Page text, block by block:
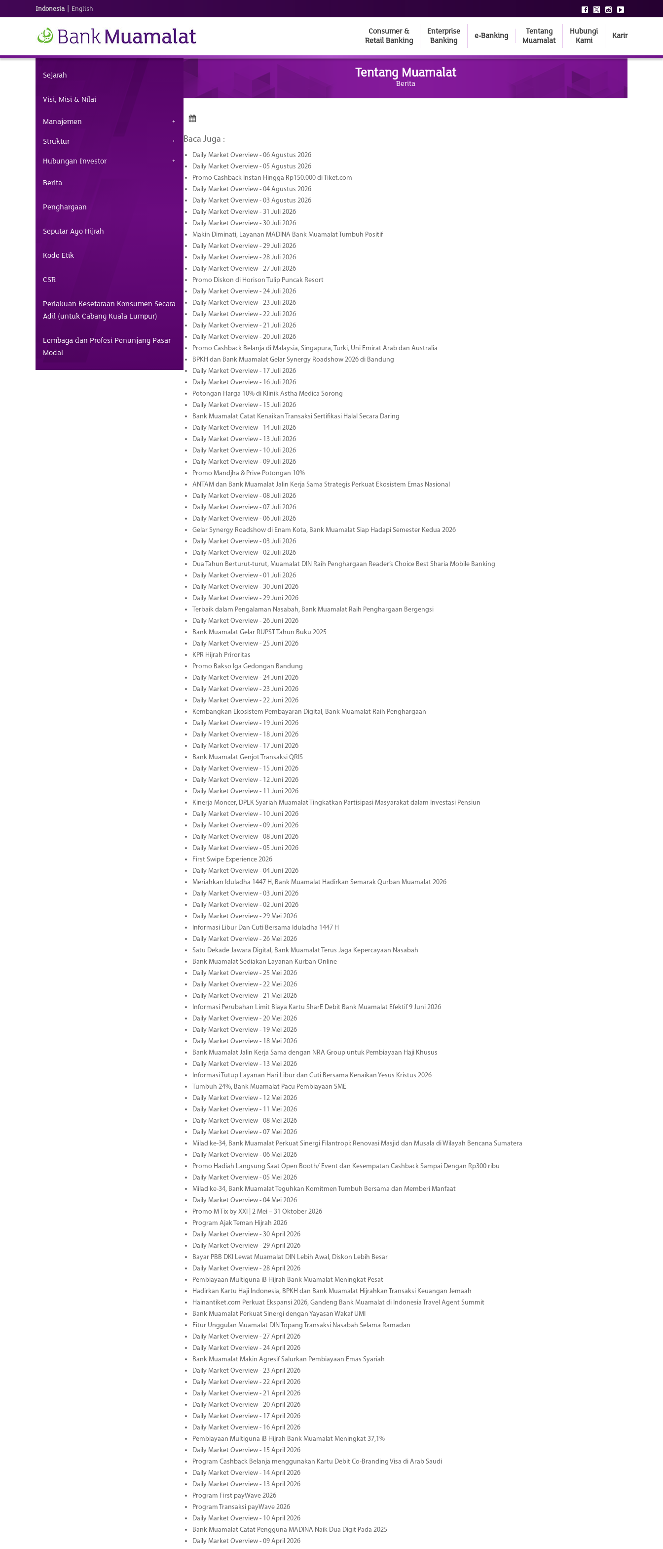
Indonesia | English
Consumer &
Retail Banking
Enterprise
Banking
e-Banking
Tentang
Muamalat
Hubungi
Kami
Karir
Sejarah
Visi, Misi & Nilai
Manajemen
Struktur
Hubungan Investor
Berita
Penghargaan
Seputar Ayo Hijrah
Kode Etik
CSR
Perlakuan Kesetaraan Konsumen Secara
Adil (untuk Cabang Kuala Lumpur)
Lembaga dan Profesi Penunjang Pasar
Modal
Tentang Muamalat
Berita
Baca Juga :
Daily Market Overview - 06 Agustus 2026
Daily Market Overview - 05 Agustus 2026
Promo Cashback Instan Hingga Rp150.000 di Tiket.com
Daily Market Overview - 04 Agustus 2026
Daily Market Overview - 03 Agustus 2026
Daily Market Overview - 31 Juli 2026
Daily Market Overview - 30 Juli 2026
Makin Diminati, Layanan MADINA Bank Muamalat Tumbuh Positif
Daily Market Overview - 29 Juli 2026
Daily Market Overview - 28 Juli 2026
Daily Market Overview - 27 Juli 2026
Promo Diskon di Horison Tulip Puncak Resort
Daily Market Overview - 24 Juli 2026
Daily Market Overview - 23 Juli 2026
Daily Market Overview - 22 Juli 2026
Daily Market Overview - 21 Juli 2026
Daily Market Overview - 20 Juli 2026
Promo Cashback Belanja di Malaysia, Singapura, Turki, Uni Emirat Arab dan Australia
BPKH dan Bank Muamalat Gelar Synergy Roadshow 2026 di Bandung
Daily Market Overview - 17 Juli 2026
Daily Market Overview - 16 Juli 2026
Potongan Harga 10% di Klinik Astha Medica Sorong
Daily Market Overview - 15 Juli 2026
Bank Muamalat Catat Kenaikan Transaksi Sertifikasi Halal Secara Daring
Daily Market Overview - 14 Juli 2026
Daily Market Overview - 13 Juli 2026
Daily Market Overview - 10 Juli 2026
Daily Market Overview - 09 Juli 2026
Promo Mandjha & Prive Potongan 10%
ANTAM dan Bank Muamalat Jalin Kerja Sama Strategis Perkuat Ekosistem Emas Nasional
Daily Market Overview - 08 Juli 2026
Daily Market Overview - 07 Juli 2026
Daily Market Overview - 06 Juli 2026
Gelar Synergy Roadshow di Enam Kota, Bank Muamalat Siap Hadapi Semester Kedua 2026
Daily Market Overview - 03 Juli 2026
Daily Market Overview - 02 Juli 2026
Dua Tahun Berturut-turut, Muamalat DIN Raih Penghargaan Reader’s Choice Best Sharia Mobile Banking
Daily Market Overview - 01 Juli 2026
Daily Market Overview - 30 Juni 2026
Daily Market Overview - 29 Juni 2026
Terbaik dalam Pengalaman Nasabah, Bank Muamalat Raih Penghargaan Bergengsi
Daily Market Overview - 26 Juni 2026
Bank Muamalat Gelar RUPST Tahun Buku 2025
Daily Market Overview - 25 Juni 2026
KPR Hijrah Priroritas
Promo Bakso Iga Gedongan Bandung
Daily Market Overview - 24 Juni 2026
Daily Market Overview - 23 Juni 2026
Daily Market Overview - 22 Juni 2026
Kembangkan Ekosistem Pembayaran Digital, Bank Muamalat Raih Penghargaan
Daily Market Overview - 19 Juni 2026
Daily Market Overview - 18 Juni 2026
Daily Market Overview - 17 Juni 2026
Bank Muamalat Genjot Transaksi QRIS
Daily Market Overview - 15 Juni 2026
Daily Market Overview - 12 Juni 2026
Daily Market Overview - 11 Juni 2026
Kinerja Moncer, DPLK Syariah Muamalat Tingkatkan Partisipasi Masyarakat dalam Investasi Pensiun
Daily Market Overview - 10 Juni 2026
Daily Market Overview - 09 Juni 2026
Daily Market Overview - 08 Juni 2026
Daily Market Overview - 05 Juni 2026
First Swipe Experience 2026
Daily Market Overview - 04 Juni 2026
Meriahkan Iduladha 1447 H, Bank Muamalat Hadirkan Semarak Qurban Muamalat 2026
Daily Market Overview - 03 Juni 2026
Daily Market Overview - 02 Juni 2026
Daily Market Overview - 29 Mei 2026
Informasi Libur Dan Cuti Bersama Iduladha 1447 H
Daily Market Overview - 26 Mei 2026
Satu Dekade Jawara Digital, Bank Muamalat Terus Jaga Kepercayaan Nasabah
Bank Muamalat Sediakan Layanan Kurban Online
Daily Market Overview - 25 Mei 2026
Daily Market Overview - 22 Mei 2026
Daily Market Overview - 21 Mei 2026
Informasi Perubahan Limit Biaya Kartu SharE Debit Bank Muamalat Efektif 9 Juni 2026
Daily Market Overview - 20 Mei 2026
Daily Market Overview - 19 Mei 2026
Daily Market Overview - 18 Mei 2026
Bank Muamalat Jalin Kerja Sama dengan NRA Group untuk Pembiayaan Haji Khusus
Daily Market Overview - 13 Mei 2026
Informasi Tutup Layanan Hari Libur dan Cuti Bersama Kenaikan Yesus Kristus 2026
Tumbuh 24%, Bank Muamalat Pacu Pembiayaan SME
Daily Market Overview - 12 Mei 2026
Daily Market Overview - 11 Mei 2026
Daily Market Overview - 08 Mei 2026
Daily Market Overview - 07 Mei 2026
Milad ke-34, Bank Muamalat Perkuat Sinergi Filantropi: Renovasi Masjid dan Musala di Wilayah Bencana Sumatera
Daily Market Overview - 06 Mei 2026
Promo Hadiah Langsung Saat Open Booth/ Event dan Kesempatan Cashback Sampai Dengan Rp300 ribu
Daily Market Overview - 05 Mei 2026
Milad ke-34, Bank Muamalat Teguhkan Komitmen Tumbuh Bersama dan Memberi Manfaat
Daily Market Overview - 04 Mei 2026
Promo M Tix by XXI | 2 Mei – 31 Oktober 2026
Program Ajak Teman Hijrah 2026
Daily Market Overview - 30 April 2026
Daily Market Overview - 29 April 2026
Bayar PBB DKI Lewat Muamalat DIN Lebih Awal, Diskon Lebih Besar
Daily Market Overview - 28 April 2026
Pembiayaan Multiguna iB Hijrah Bank Muamalat Meningkat Pesat
Hadirkan Kartu Haji Indonesia, BPKH dan Bank Muamalat Hijrahkan Transaksi Keuangan Jemaah
Hainantiket.com Perkuat Ekspansi 2026, Gandeng Bank Muamalat di Indonesia Travel Agent Summit
Bank Muamalat Perkuat Sinergi dengan Yayasan Wakaf UMI
Fitur Unggulan Muamalat DIN Topang Transaksi Nasabah Selama Ramadan
Daily Market Overview - 27 April 2026
Daily Market Overview - 24 April 2026
Bank Muamalat Makin Agresif Salurkan Pembiayaan Emas Syariah
Daily Market Overview - 23 April 2026
Daily Market Overview - 22 April 2026
Daily Market Overview - 21 April 2026
Daily Market Overview - 20 April 2026
Daily Market Overview - 17 April 2026
Daily Market Overview - 16 April 2026
Pembiayaan Multiguna iB Hijrah Bank Muamalat Meningkat 37,1%
Daily Market Overview - 15 April 2026
Program Cashback Belanja menggunakan Kartu Debit Co-Branding Visa di Arab Saudi
Daily Market Overview - 14 April 2026
Daily Market Overview - 13 April 2026
Program First payWave 2026
Program Transaksi payWave 2026
Daily Market Overview - 10 April 2026
Bank Muamalat Catat Pengguna MADINA Naik Dua Digit Pada 2025
Daily Market Overview - 09 April 2026